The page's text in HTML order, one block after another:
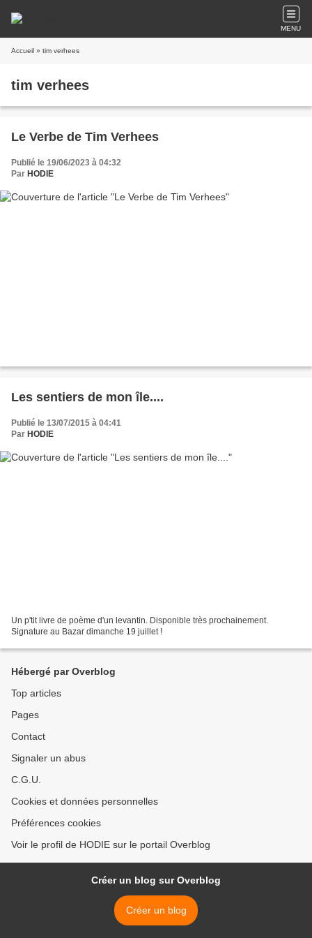
MENU
Accueil » tim verhees
tim verhees
Le Verbe de Tim Verhees
Publié le 19/06/2023 à 04:32
Par HODIE
Les sentiers de mon île....
Publié le 13/07/2015 à 04:41
Par HODIE
Un p'tit livre de poème d'un levantin. Disponible très prochainement.
Signature au Bazar dimanche 19 juillet !
Hébergé par Overblog
Top articles
Pages
Contact
Signaler un abus
C.G.U.
Cookies et données personnelles
Préférences cookies
Voir le profil de HODIE sur le portail Overblog
Créer un blog sur Overblog
Créer un blog